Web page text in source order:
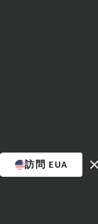
訪問 EUA